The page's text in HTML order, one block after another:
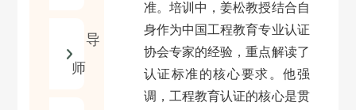
导
师
准。培训中，姜松教授结合自
身作为中国工程教育专业认证
协会专家的经验，重点解读了
认证标准的核心要求。他强
调，工程教育认证的核心是贯